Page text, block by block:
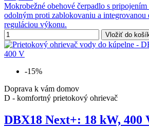
Mokrobežné obehové čerpadlo s
odolným proti zablokovaniu a integrovanou
reguláciou výkonu.
Vložiť do
-15%
Doprava k vám domov
D - komfortný prietokový ohrievač
DBX18 Next+: 18 kW, 400